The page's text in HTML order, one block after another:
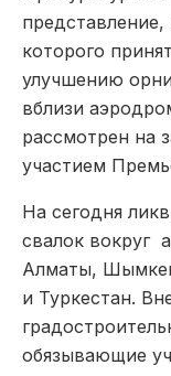
представление,
которого
улучшению
вблизи
рассмотрен на
участием
На сегодня
свалок вокруг
Алматы,
и Туркестан.
обязывающие